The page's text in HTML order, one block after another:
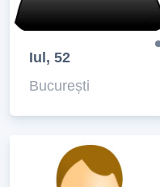
Iul, 52
București